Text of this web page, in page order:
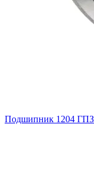
Подшипник 1204